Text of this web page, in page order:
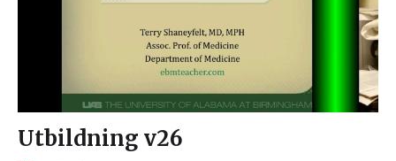
Utbildning v26